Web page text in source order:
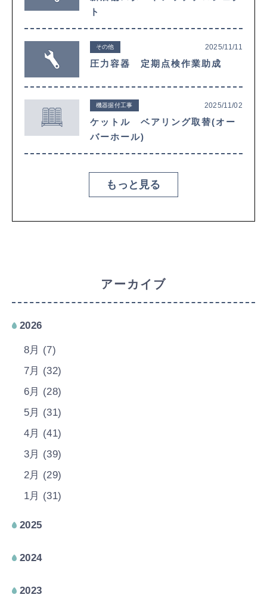
ト
その他 2025/11/11
圧力容器 定期点検作業助成
機器据付工事 2025/11/02
ケットル ベアリング取替(オー
バーホール)
もっと見る
アーカイブ
2026
8月 (7)
7月 (32)
6月 (28)
5月 (31)
4月 (41)
3月 (39)
2月 (29)
1月 (31)
2025
2024
2023